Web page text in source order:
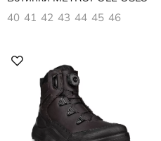
40 41 42 43 44 45 46